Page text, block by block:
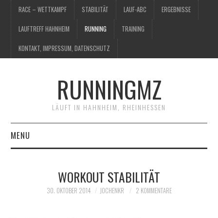
RACE – WETTKAMPF STABILITÄT LAUF-ABC ERGEBNISSE
LAUFTREFF HAHNHEIM RUNNING TRAINING
KONTAKT, IMPRESSUM, DATENSCHUTZ
RUNNINGMZ
LÄUFT IN HAHNHEIM, RHEINHESSEN
MENU
STABILITÄTWORKOUT STABILITÄT
30. OKTOBER 2014 JOCHENKR 2 KOMMENTARE